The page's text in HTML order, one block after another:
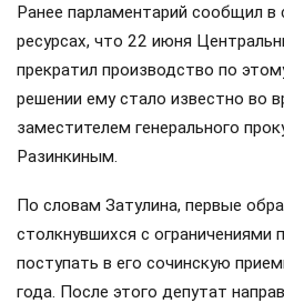
Ранее парламентарий сообщил в
ресурсах, что 22 июня
прекратил производство по
решении ему стало известно во
заместителем генерального
Разинкиным.
По словам Затулина, первые
столкнувшихся с ограничениями
поступать в его сочинскую
года. После этого депутат